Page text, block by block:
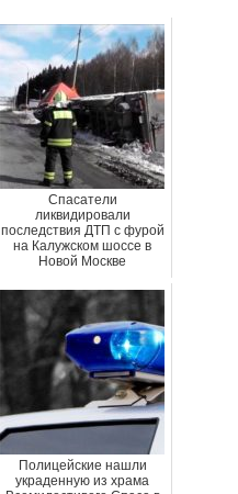
Спасатели
ликвидировали
последствия ДТП с фурой
на Калужском шоссе в
Новой Москве
Полицейские нашли
украденную из храма